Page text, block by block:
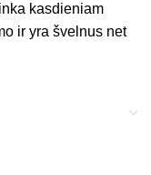
kasdieniam
ir yra švelnus net